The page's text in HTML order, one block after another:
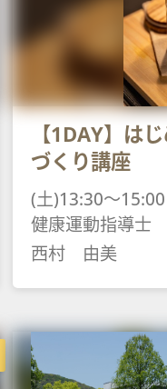
【1DAY】は
づくり講座
(土)13:30～15:00
西村 由美